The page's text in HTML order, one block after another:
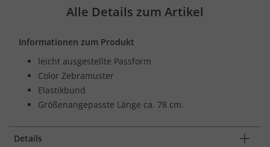
Alle Details zum Artikel
Informationen zum Produkt
leicht ausgestellte Passform
Color Zebramuster
Elastikbund
Größenangepasste Länge ca. 78 cm.
Details